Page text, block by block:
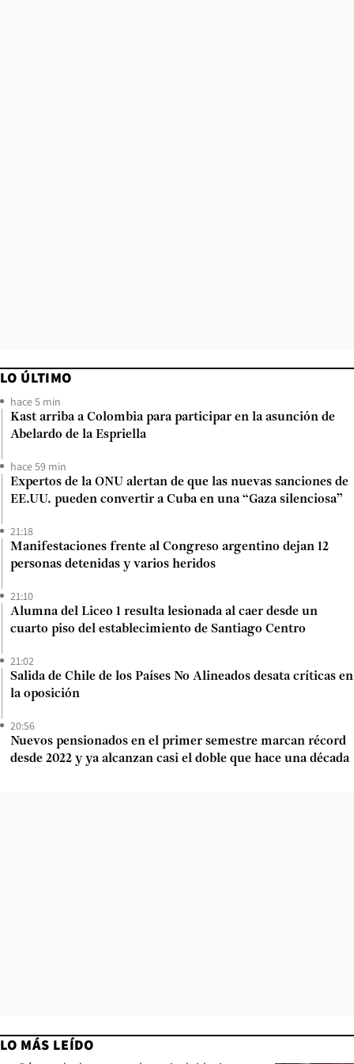
LO ÚLTIMO
hace 5 min
Kast arriba a Colombia para participar en la asunción de
Abelardo de la Espriella
hace 59 min
Expertos de la ONU alertan de que las nuevas sanciones de
EE.UU. pueden convertir a Cuba en una “Gaza silenciosa”
21:18
Manifestaciones frente al Congreso argentino dejan 12
personas detenidas y varios heridos
21:10
Alumna del Liceo 1 resulta lesionada al caer desde un
cuarto piso del establecimiento de Santiago Centro
21:02
Salida de Chile de los Países No Alineados desata críticas en
la oposición
20:56
Nuevos pensionados en el primer semestre marcan récord
desde 2022 y ya alcanzan casi el doble que hace una década
LO MÁS LEÍDO